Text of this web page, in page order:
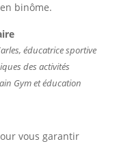
binôme.
éducatrice sportive
des activités
Gym et éducation
vous garantir